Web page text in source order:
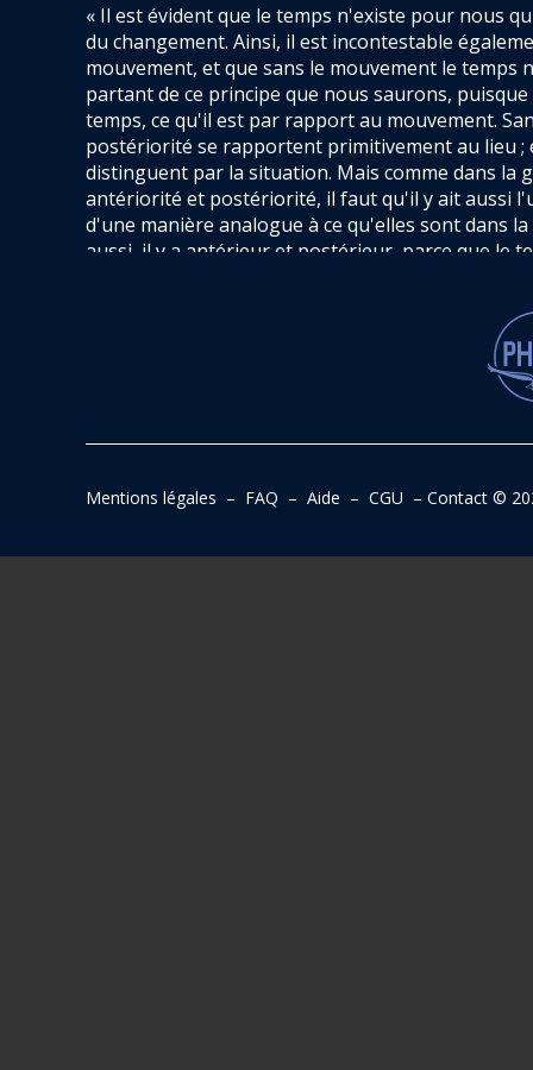
« Il est évident que le temps n'existe pour nous
du changement. Ainsi, il est incontestable
mouvement, et que sans le mouvement le temps
partant de ce principe que nous saurons,
temps, ce qu'il est par rapport au mouvement.
postériorité se rapportent primitivement au lieu ;
distinguent par la situation. Mais comme dans la
antériorité et postériorité, il faut qu'il y ait aussi
d'une manière analogue à ce qu'elles sont dans
aussi, il y a antérieur et postérieur, parce que le
Mentions légales – FAQ – Aide – CGU – Contact©